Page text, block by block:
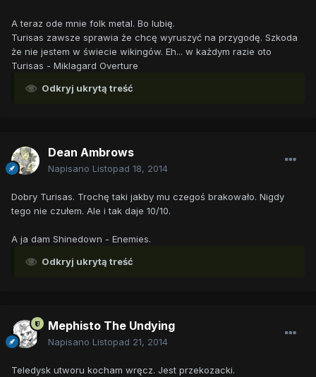
A teraz ode mnie folk metal. Bo lubię.
Turisas zawsze sprawia że chcę wyruszyć na przygodę. Szkoda
że nie jestem w świecie wikingów. Eh... w każdym razie oto
Turisas - Miklagard Overture
Odkryj ukrytą treść
Dean Ambrows
Napisano Listopad 18, 2014
Dobry Turisas. Trochę taki jakby mu czegoś brakowało. Nigdy
tego nie czułem. Ale i tak daje 10/10.
A ja dam Shinedown - Enemies.
Odkryj ukrytą treść
Mephisto The Undying
Napisano Listopad 21, 2014
Teledysk utworu kocham wręcz. Jest przekozacki.